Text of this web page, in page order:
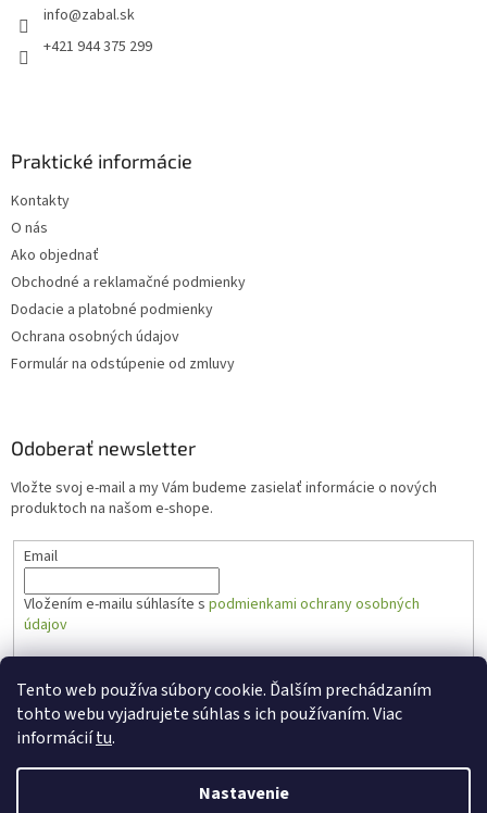
Tento web používa súbory cookie. Ďalším prechádzaním
tohto webu vyjadrujete súhlas s ich používaním. Viac
informáciítu.
Nastavenie
info@zabal.sk
+421 944 375 299
Praktické informácie
Kontakty
O nás
Ako objednať
Obchodné a reklamačné podmienky
Dodacie a platobné podmienky
Ochrana osobných údajov
Formulár na odstúpenie od zmluvy
Odoberať newsletter
Vložte svoj e-mail a my Vám budeme zasielať informácie o nových
produktoch na našom e-shope.
Email
Vložením e-mailu súhlasíte s podmienkami ochrany osobných
údajov
Vytvoril Shoptet